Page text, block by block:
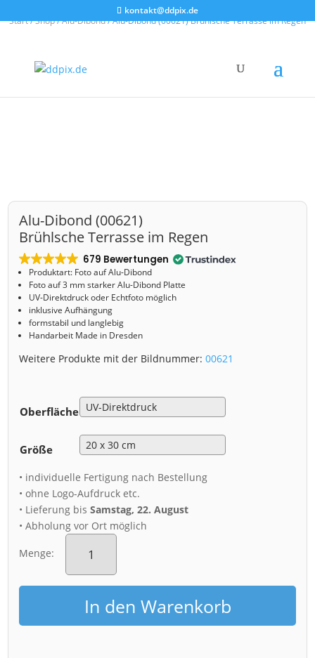
kontakt@ddpix.de
Start/Shop/Alu-Dibond/ Alu-Dibond (00621) Brühlsche Terrasse im Regen
Alu-Dibond (00621)
Brühlsche Terrasse im Regen
679 Bewertungen
Produktart: Foto auf Alu-Dibond
Foto auf 3 mm starker Alu-Dibond Platte
UV-Direktdruck oder Echtfoto möglich
inklusive Aufhängung
formstabil und langlebig
Handarbeit Made in Dresden
Weitere Produkte mit der Bildnummer:00621
Oberfläche
Größe
• individuelle Fertigung nach Bestellung
• ohne Logo-Aufdruck etc.
• Lieferung bisSamstag, 22. August
• Abholung vor Ort möglich
Menge:
Alu-
Dibond
Brühlsche
Terrasse
Regen
Menge
In den Warenkorb